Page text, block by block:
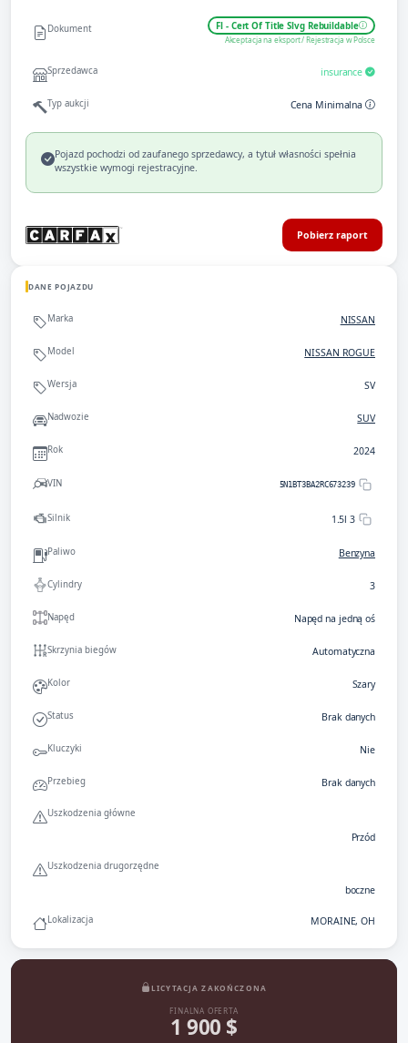
Dokument Fl - Cert Of Title Slvg Rebuildable
Akceptacja na eksport / Rejestracja w Polsce
Sprzedawca insurance
Typ aukcji Cena Minimalna
Pojazd pochodzi od zaufanego sprzedawcy, a tytuł własności spełnia
wszystkie wymogi rejestracyjne.
Pobierz raport
DANE POJAZDU
Marka NISSAN
Model NISSAN ROGUE
Wersja SV
Nadwozie SUV
Rok 2024
VIN 5N1BT3BA2RC673239
Silnik 1.5l 3
Paliwo Benzyna
Cylindry 3
Napęd Napęd na jedną oś
Skrzynia biegów Automatyczna
Kolor Szary
Status Brak danych
Kluczyki Nie
Przebieg Brak danych
Uszkodzenia główne
Przód
Uszkodzenia drugorzędne
boczne
Lokalizacja MORAINE, OH
LICYTACJA ZAKOŃCZONA
FINALNA OFERTA
1 900 $